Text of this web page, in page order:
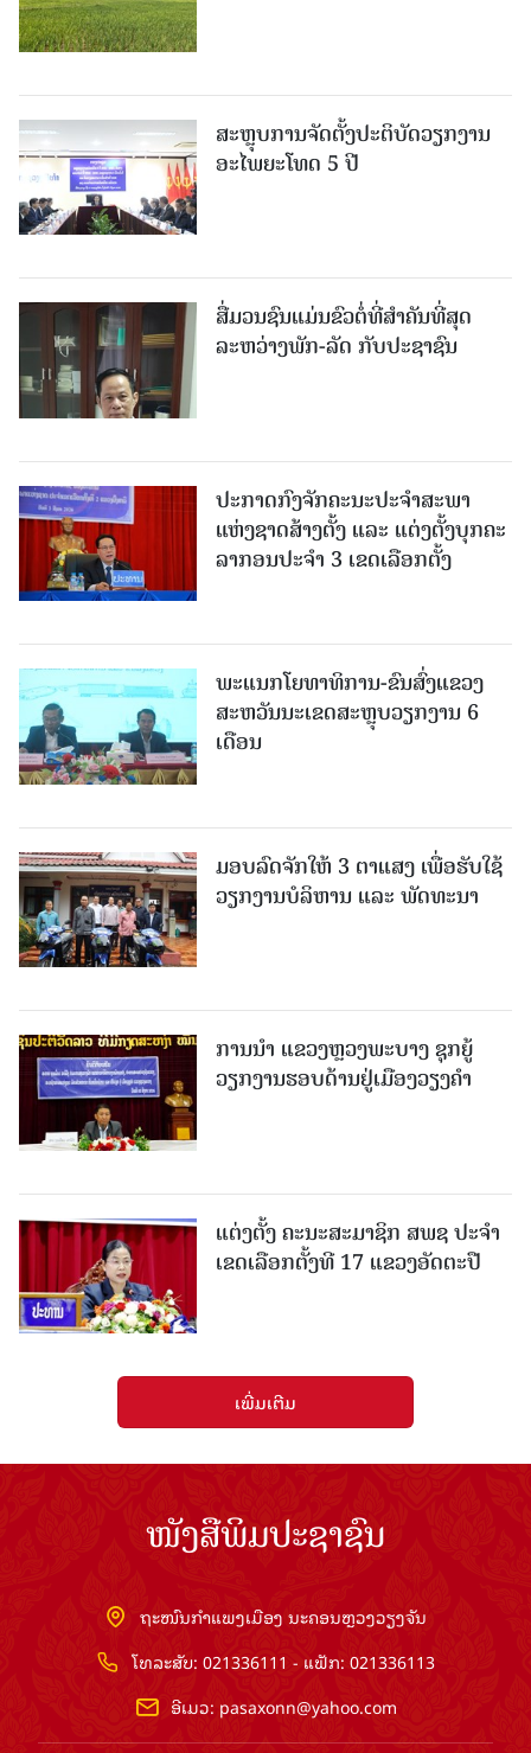
ສະຫຼຸບການຈັດຕັ້ງປະຕິບັດວຽກງານ
ອະໄພຍະໂທດ 5 ປີ
ສື່ມວນຊົນແມ່ນຂົວຕໍ່ທີ່ສໍາຄັນທີ່ສຸດ
ລະຫວ່າງພັກ-ລັດ ກັບປະຊາຊົນ
ປະກາດກົງຈັກຄະນະປະຈໍາສະພາ
ແຫ່ງຊາດສ້າງຕັ້ງ ແລະ ແຕ່ງຕັ້ງບຸກຄະ
ລາກອນປະຈໍາ 3 ເຂດເລືອກຕັ້ງ
ພະແນກໂຍທາທິການ-ຂົນສົ່ງແຂວງ
ສະຫວັນນະເຂດສະຫຼຸບວຽກງານ 6
ເດືອນ
ມອບລົດຈັກໃຫ້ 3 ຕາແສງ ເພື່ອຮັບໃຊ້
ວຽກງານບໍລິຫານ ແລະ ພັດທະນາ
ການນຳ ແຂວງຫຼວງພະບາງ ຊຸກຍູ້
ວຽກງານຮອບດ້ານຢູ່ເມືອງວຽງຄໍາ
ແຕ່ງຕັ້ງ ຄະນະສະມາຊິກ ສພຊ ປະຈຳ
ເຂດເລືອກຕັ້ງທີ 17 ແຂວງອັດຕະປື
ເພີ່ມເຕີມ
ໜັງສືພິມປະຊາຊົນ
ຖະໜົນກຳແພງເມືອງ ນະຄອນຫຼວງວຽງຈັນ
ໂທລະສັບ: 021336111 - ແຟັກ: 021336113
ອີເມວ: pasaxonn@yahoo.com